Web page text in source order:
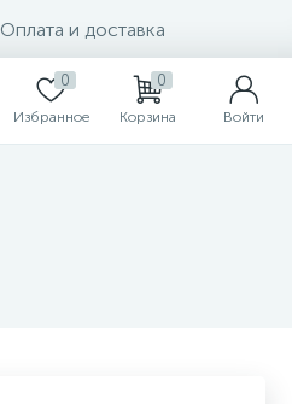
Оплата и доставка
0
Избранное
0
Корзина Войти